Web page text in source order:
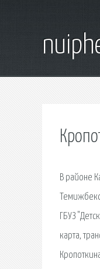
В районе
ГБУЗ
карта,